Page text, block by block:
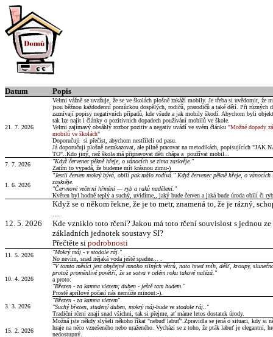
Datum Popis
21. 7. 2026
Velmi vážně se uvažuje, že se ve školách plošně zakáží mobily. Je třeba si uvědomit, že
jsou běžnou každodenní pomůckou dospělých, rodičů, prarodičů a také dětí. Při různých
zaznívají popisy negativních případů, kde všude a jak mobily škodí. Abychom byli
tak lze najít i články o pozitivních dopadech používání mobilů ve škole.
Velmi zajímavý obsáhlý rozbor pozitiv a negativ uvádí ve svém článku "Možné dopady
mobilů ve školách"
Doporučuji si přečíst, abychom nestříleli od pasu.
Já doporučuji plošně nezakazovat, ale pilně pracovat na metodikách, popisujících "JAK
TO"..Kdo jiný, než škola má připravovat děti chápa a používat mobil...
7. 7. 2026
"Když červenec pěkně hřeje, o vánocích se zima zaskvěje."
Zatím to vypadá, že budeme mít krásnou zimu-)
1. 6. 2026
"Jestli červen mokrý bývá, obilí pak málo rodívá." Když červenec pěkně hřeje, o vánocích
zaskvěje.
"Červnové večerní hřmění — ryb a raků nadělení."
Květen byl hodně teplý a suchý, uvidíme,, jaký bude červen a jaká bude úroda obilí či
12. 5. 2026
Když se o někom řekne, že je to metr, znamená to, že je rázný,
Kde vzniklo toto rčení? Jakou má toto rčení souvislost s jednou ze
základních jednotek soustavy SI?
Přečtěte si podrobnosti
11. 5. 2026 "Mokrý máj - v stodole ráj. "
No nevím, snad nějaká voda ještě spadne... .
10. 4. 2026
"V tomto měsíci jest obyčejně mnoho silných větrů, nato hned sníh, déšť, kroupy,
protož proměnlivé povětří, že se sotva v celém roku takové nalézá."
a proto:
"Březen - za kamna vlezem; duben - ještě tam budem."
Prostě aprílové počasí nás nemůže minout:-).
3. 3. 2026
"Březen - za kamna vlezem"
"Suchý březen, studený duben, mokrý máj-bude ve stodole ráj.."
Tradiční rčení znají snad všichni, tak si přejme, ať máme letos dostatek úrody.
15. 2. 2026
Možná jste někdy slyšeli někoho říkat "nebuď labuť".Zpravidla se jená o situaci, kdy si
hraje na něco vznešeného nebo uraženého. Vychází se z toho, že pták labuť je elegantní,
nedostupný.